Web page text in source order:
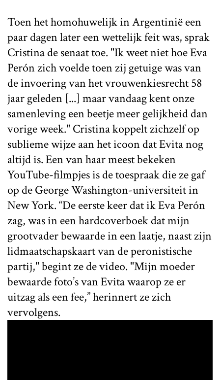
Toen het homohuwelijk in Argentinië een
paar dagen later een wettelijk feit was, sprak
Cristina de senaat toe. "Ik weet niet hoe Eva
Perón zich voelde toen zij getuige was van
de invoering van het vrouwenkiesrecht 58
jaar geleden [...] maar vandaag kent onze
samenleving een beetje meer gelijkheid dan
vorige week." Cristina koppelt zichzelf op
sublieme wijze aan het icoon dat Evita nog
altijd is. Een van haar meest bekeken
YouTube-filmpjes is de toespraak die ze gaf
op de George Washington-universiteit in
New York. “De eerste keer dat ik Eva Perón
zag, was in een hardcoverboek dat mijn
grootvader bewaarde in een laatje, naast zijn
lidmaatschapskaart van de peronistische
partij," begint ze de video. "Mijn moeder
bewaarde foto’s van Evita waarop ze er
uitzag als een fee,” herinnert ze zich
vervolgens.